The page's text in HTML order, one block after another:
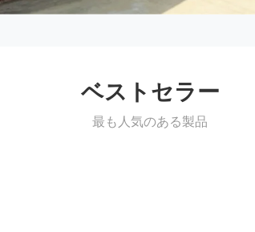
ベストセラー
最も人気のある製品